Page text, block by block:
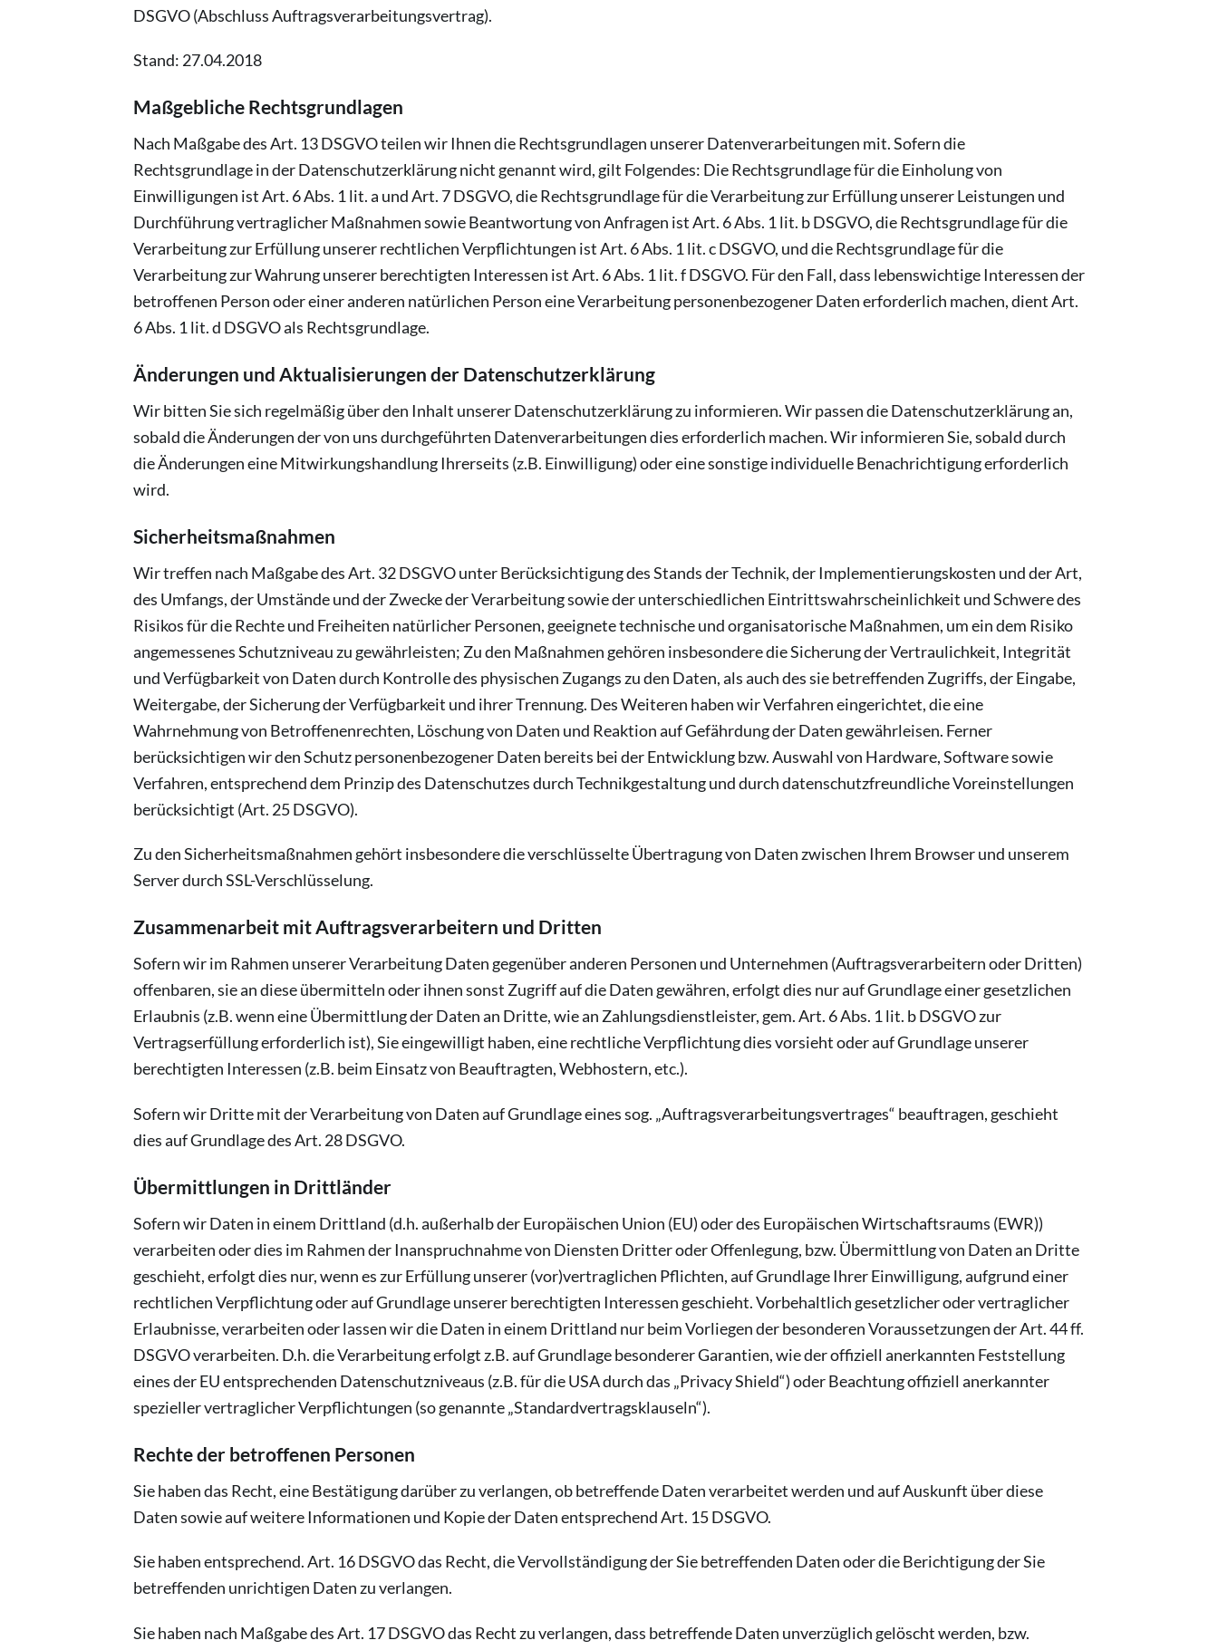
DSGVO (Abschluss Auftragsverarbeitungsvertrag).
Stand: 27.04.2018
Maßgebliche Rechtsgrundlagen
Nach Maßgabe des Art. 13 DSGVO teilen wir Ihnen die Rechtsgrundlagen unserer Datenverarbeitungen mit. Sofern die
Rechtsgrundlage in der Datenschutzerklärung nicht genannt wird, gilt Folgendes: Die Rechtsgrundlage für die Einholung von
Einwilligungen ist Art. 6 Abs. 1 lit. a und Art. 7 DSGVO, die Rechtsgrundlage für die Verarbeitung zur Erfüllung unserer Leistungen und
Durchführung vertraglicher Maßnahmen sowie Beantwortung von Anfragen ist Art. 6 Abs. 1 lit. b DSGVO, die Rechtsgrundlage für die
Verarbeitung zur Erfüllung unserer rechtlichen Verpflichtungen ist Art. 6 Abs. 1 lit. c DSGVO, und die Rechtsgrundlage für die
Verarbeitung zur Wahrung unserer berechtigten Interessen ist Art. 6 Abs. 1 lit. f DSGVO. Für den Fall, dass lebenswichtige Interessen der
betroffenen Person oder einer anderen natürlichen Person eine Verarbeitung personenbezogener Daten erforderlich machen, dient Art.
6 Abs. 1 lit. d DSGVO als Rechtsgrundlage.
Änderungen und Aktualisierungen der Datenschutzerklärung
Wir bitten Sie sich regelmäßig über den Inhalt unserer Datenschutzerklärung zu informieren. Wir passen die Datenschutzerklärung an,
sobald die Änderungen der von uns durchgeführten Datenverarbeitungen dies erforderlich machen. Wir informieren Sie, sobald durch
die Änderungen eine Mitwirkungshandlung Ihrerseits (z.B. Einwilligung) oder eine sonstige individuelle Benachrichtigung erforderlich
wird.
Sicherheitsmaßnahmen
Wir treffen nach Maßgabe des Art. 32 DSGVO unter Berücksichtigung des Stands der Technik, der Implementierungskosten und der Art,
des Umfangs, der Umstände und der Zwecke der Verarbeitung sowie der unterschiedlichen Eintrittswahrscheinlichkeit und Schwere des
Risikos für die Rechte und Freiheiten natürlicher Personen, geeignete technische und organisatorische Maßnahmen, um ein dem Risiko
angemessenes Schutzniveau zu gewährleisten; Zu den Maßnahmen gehören insbesondere die Sicherung der Vertraulichkeit, Integrität
und Verfügbarkeit von Daten durch Kontrolle des physischen Zugangs zu den Daten, als auch des sie betreffenden Zugriffs, der Eingabe,
Weitergabe, der Sicherung der Verfügbarkeit und ihrer Trennung. Des Weiteren haben wir Verfahren eingerichtet, die eine
Wahrnehmung von Betroffenenrechten, Löschung von Daten und Reaktion auf Gefährdung der Daten gewährleisen. Ferner
berücksichtigen wir den Schutz personenbezogener Daten bereits bei der Entwicklung bzw. Auswahl von Hardware, Software sowie
Verfahren, entsprechend dem Prinzip des Datenschutzes durch Technikgestaltung und durch datenschutzfreundliche Voreinstellungen
berücksichtigt (Art. 25 DSGVO).
Zu den Sicherheitsmaßnahmen gehört insbesondere die verschlüsselte Übertragung von Daten zwischen Ihrem Browser und unserem
Server durch SSL-Verschlüsselung.
Zusammenarbeit mit Auftragsverarbeitern und Dritten
Sofern wir im Rahmen unserer Verarbeitung Daten gegenüber anderen Personen und Unternehmen (Auftragsverarbeitern oder Dritten)
offenbaren, sie an diese übermitteln oder ihnen sonst Zugriff auf die Daten gewähren, erfolgt dies nur auf Grundlage einer gesetzlichen
Erlaubnis (z.B. wenn eine Übermittlung der Daten an Dritte, wie an Zahlungsdienstleister, gem. Art. 6 Abs. 1 lit. b DSGVO zur
Vertragserfüllung erforderlich ist), Sie eingewilligt haben, eine rechtliche Verpflichtung dies vorsieht oder auf Grundlage unserer
berechtigten Interessen (z.B. beim Einsatz von Beauftragten, Webhostern, etc.).
Sofern wir Dritte mit der Verarbeitung von Daten auf Grundlage eines sog. „Auftragsverarbeitungsvertrages“ beauftragen, geschieht
dies auf Grundlage des Art. 28 DSGVO.
Übermittlungen in Drittländer
Sofern wir Daten in einem Drittland (d.h. außerhalb der Europäischen Union (EU) oder des Europäischen Wirtschaftsraums (EWR))
verarbeiten oder dies im Rahmen der Inanspruchnahme von Diensten Dritter oder Offenlegung, bzw. Übermittlung von Daten an Dritte
geschieht, erfolgt dies nur, wenn es zur Erfüllung unserer (vor)vertraglichen Pflichten, auf Grundlage Ihrer Einwilligung, aufgrund einer
rechtlichen Verpflichtung oder auf Grundlage unserer berechtigten Interessen geschieht. Vorbehaltlich gesetzlicher oder vertraglicher
Erlaubnisse, verarbeiten oder lassen wir die Daten in einem Drittland nur beim Vorliegen der besonderen Voraussetzungen der Art. 44 ff.
DSGVO verarbeiten. D.h. die Verarbeitung erfolgt z.B. auf Grundlage besonderer Garantien, wie der offiziell anerkannten Feststellung
eines der EU entsprechenden Datenschutzniveaus (z.B. für die USA durch das „Privacy Shield“) oder Beachtung offiziell anerkannter
spezieller vertraglicher Verpflichtungen (so genannte „Standardvertragsklauseln“).
Rechte der betroffenen Personen
Sie haben das Recht, eine Bestätigung darüber zu verlangen, ob betreffende Daten verarbeitet werden und auf Auskunft über diese
Daten sowie auf weitere Informationen und Kopie der Daten entsprechend Art. 15 DSGVO.
Sie haben entsprechend. Art. 16 DSGVO das Recht, die Vervollständigung der Sie betreffenden Daten oder die Berichtigung der Sie
betreffenden unrichtigen Daten zu verlangen.
Sie haben nach Maßgabe des Art. 17 DSGVO das Recht zu verlangen, dass betreffende Daten unverzüglich gelöscht werden, bzw.